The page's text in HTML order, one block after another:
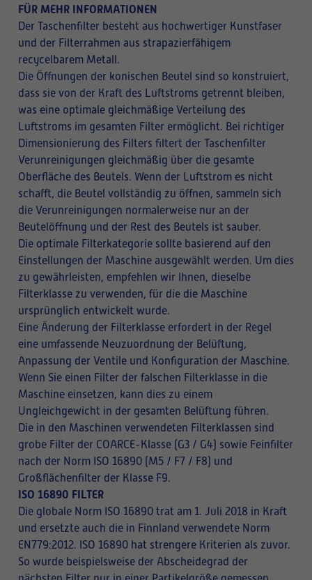
FÜR MEHR INFORMATIONEN
Der Taschenfilter besteht aus hochwertiger Kunstfaser
und der Filterrahmen aus strapazierfähigem
recycelbarem Metall.
Die Öffnungen der konischen Beutel sind so konstruiert,
dass sie von der Kraft des Luftstroms getrennt bleiben,
was eine optimale gleichmäßige Verteilung des
Luftstroms im gesamten Filter ermöglicht. Bei richtiger
Dimensionierung des Filters filtert der Taschenfilter
Verunreinigungen gleichmäßig über die gesamte
Oberfläche des Beutels. Wenn der Luftstrom es nicht
schafft, die Beutel vollständig zu öffnen, sammeln sich
die Verunreinigungen normalerweise nur an der
Beutelöffnung und der Rest des Beutels ist sauber.
Die optimale Filterkategorie sollte basierend auf den
Einstellungen der Maschine ausgewählt werden. Um dies
zu gewährleisten, empfehlen wir Ihnen, dieselbe
Filterklasse zu verwenden, für die die Maschine
ursprünglich entwickelt wurde.
Eine Änderung der Filterklasse erfordert in der Regel
eine umfassende Neuzuordnung der Belüftung,
Anpassung der Ventile und Konfiguration der Maschine.
Wenn Sie einen Filter der falschen Filterklasse in die
Maschine einsetzen, kann dies zu einem
Ungleichgewicht in der gesamten Belüftung führen.
Die in den Maschinen verwendeten Filterklassen sind
grobe Filter der COARCE-Klasse (G3 / G4) sowie Feinfilter
nach der Norm ISO 16890 (M5 / F7 / F8) und
Großflächenfilter der Klasse F9.
ISO 16890 FILTER
Die globale Norm ISO 16890 trat am 1. Juli 2018 in Kraft
und ersetzte auch die in Finnland verwendete Norm
EN779:2012. ISO 16890 hat strengere Kriterien als zuvor.
So wurde beispielsweise der Abscheidegrad der